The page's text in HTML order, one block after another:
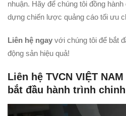
nhuận. Hãy để chúng tôi đồng
dựng chiến lược quảng cáo tối ưu
Liên hệ ngay với chúng tôi để bắt
động sản hiệu quả!
Liên hệ TVCN VIỆT
bắt đầu hành trình